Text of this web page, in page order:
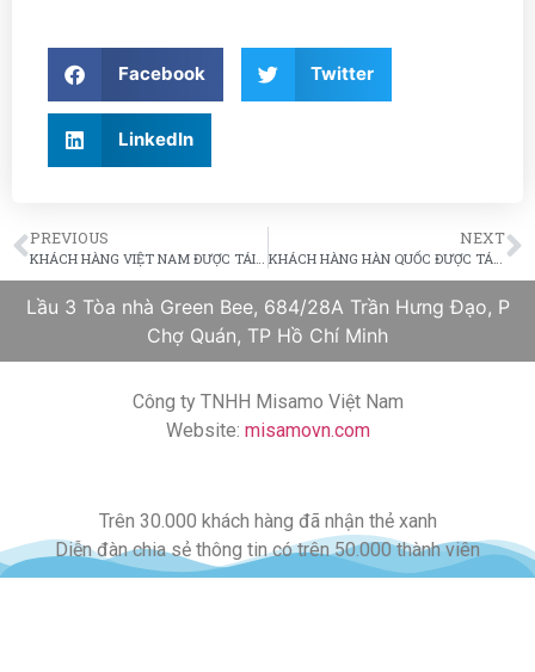
Facebook Twitter
LinkedIn
PREVIOUS NEXT
Lầu 3 Tòa nhà Green Bee, 684/28A Trần Hưng Đạo, P
Chợ Quán, TP Hồ Chí Minh
Công ty TNHH Misamo Việt Nam
Website: misamovn.com
Trên 30.000 khách hàng đã nhận thẻ xanh
Diễn đàn chia sẻ thông tin có trên 50.000 thành viên